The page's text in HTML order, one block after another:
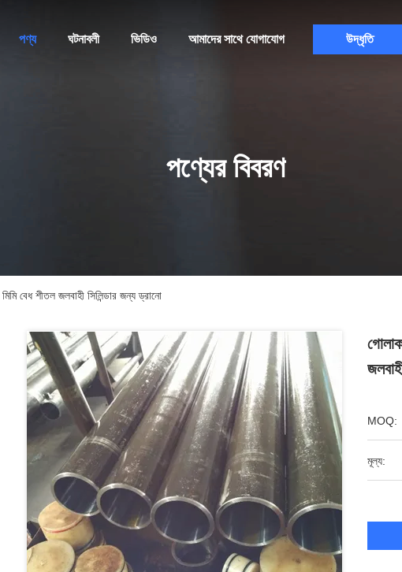
পণ্য ঘটনাবলী ভিডিও আমাদের সাথে যোগাযোগ উদ্ধৃতি
পণ্যের বিবরণ
বেধ শীতল জলবাহী সিলিন্ডার জন্য ড্রানো
MOQ:
মূল্য: